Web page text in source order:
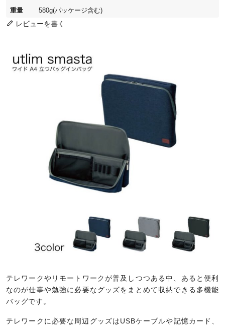
重量
580g(パッケージ含む)
レビューを書く
テレワークやリモートワークが普及しつつある中、あると便利
なのが仕事や勉強に必要なグッズをまとめて収納できる多機能
バッグです。
テレワークに必要な周辺グッズはUSBケーブルや記憶カード、